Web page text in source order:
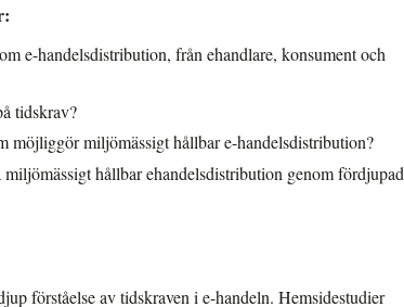
e-handelsdistribution, från ehandlare, konsument och
tidskrav?
möjliggör miljömässigt hållbar e-handelsdistribution?
hållbar ehandelsdistribution genom fördjupad
förståelse av tidskraven i e-handeln. Hemsidestudier